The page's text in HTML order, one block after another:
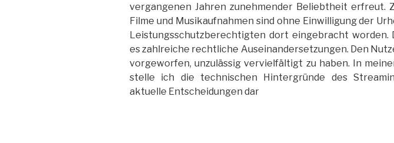
vergangenen Jahren zunehmender Beliebtheit erfreut.
Filme und Musikaufnahmen sind ohne Einwilligung der
Leistungsschutzberechtigten dort eingebracht worden.
es zahlreiche rechtliche Auseinandersetzungen. Den
vorgeworfen, unzulässig vervielfältigt zu haben. In
stelle ich die technischen Hintergründe des
aktuelle Entscheidungen dar